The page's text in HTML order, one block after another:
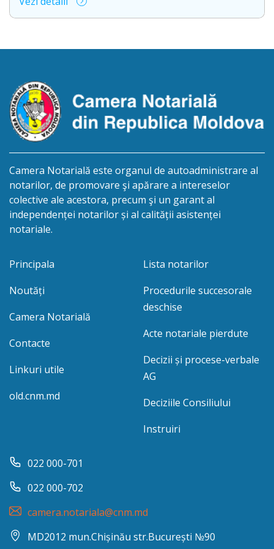
anunță despre deschiderea procedurii succesorale
în urma decesului cet. CARUNTU SERGHEI, născut/ă
a survenit la data de 20.02.2026. Eliberarea
prealabil după data 06.11.2026 şi […]
Camera Notarială este organul de autoadministrare al
notarilor, de promovare şi apărare a intereselor
colective ale acestora, precum şi un garant al
independenței notarilor și al calității asistenței
notariale.
Principala
Noutăți
Camera Notarială
Contacte
Linkuri utile
old.cnm.md
Lista notarilor
Procedurile succesorale
deschise
Acte notariale pierdute
Decizii și procese-verbale
AG
Deciziile Consiliului
Instruiri
022 000-701
022 000-702
camera.notariala@cnm.md
MD2012 mun.Chișinău str.București №90